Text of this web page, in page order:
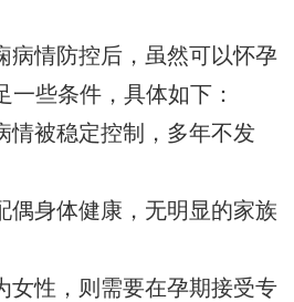
病情防控后，虽然可以怀孕
一些条件，具体如下：
被稳定控制，多年不发
身体健康，无明显的家族
性，则需要在孕期接受专